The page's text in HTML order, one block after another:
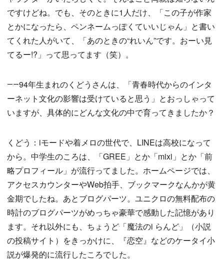
ですけどね。でも、そのときに1人だけ、「この子が作家
とかになったら、ペンネームっぽくていいじゃん」と書い
てくれた人がいて、「あのときの“れいん”です。おーい見
てるー!?」って思ってます（笑）。
――94年生まれのくどうさんは、「青春時代からのインタ
ーネット文化の影響は受けていると思う」とおっしゃって
いますが、具体的にどんな文化の中で育ってきましたか？
くどう：iモードや着メロの世代で、LINEは高校になって
から。中学生のころは、「GREE」とか「mixi」とか「前
略プロフィール」が流行ってました。ホームページでは、
アクセスカウンターやWeb拍手、ブックマークなんかが黄
金期でしたね。あとブログパーツ。ユニクロの無料配布の
時計のブログパーツがめっちゃ豪華で感動した記憶があり
ます。それ以外にも、ちょうど「魔法のi らんど」（小説
の投稿サイト）をきっかけに、『恋空』などのケータイ小
説が爆発的に流行したころでした。